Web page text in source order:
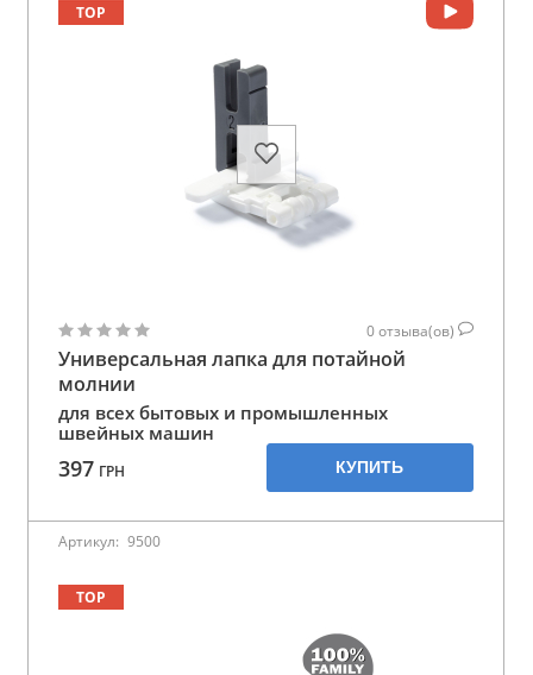
TOP
0отзыва(ов)
Универсальная лапка для потайной
молнии
для всех бытовых и промышленных
швейных машин
397 ГРН КУПИТЬ
Артикул: 9500
TOP